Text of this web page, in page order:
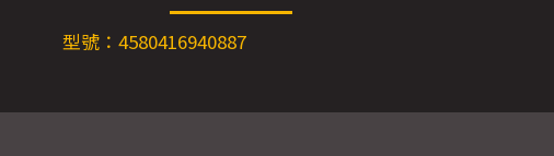
型號：4580416940887